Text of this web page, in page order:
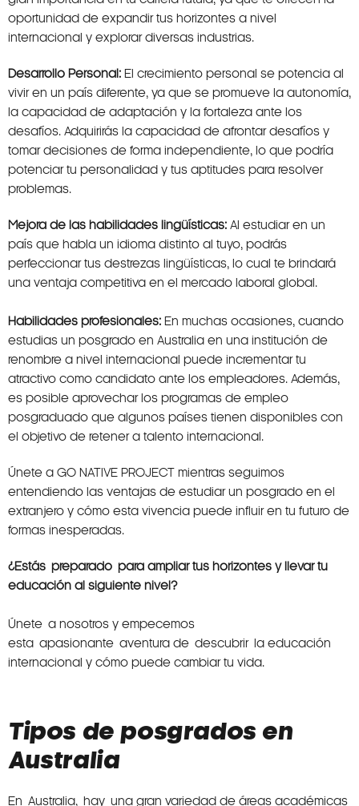
oportunidad de expandir tus horizontes a nivel
internacional y explorar diversas industrias.
Desarrollo Personal: El crecimiento personal se potencia al
vivir en un país diferente, ya que se promueve la autonomía,
la capacidad de adaptación y la fortaleza ante los
desafíos. Adquirirás la capacidad de afrontar desafíos y
tomar decisiones de forma independiente, lo que podría
potenciar tu personalidad y tus aptitudes para resolver
problemas.
Mejora de las habilidades lingüísticas: Al estudiar en un
país que habla un idioma distinto al tuyo, podrás
perfeccionar tus destrezas lingüísticas, lo cual te brindará
una ventaja competitiva en el mercado laboral global.
Habilidades profesionales: En muchas ocasiones, cuando
estudias un posgrado en Australia en una institución de
renombre a nivel internacional puede incrementar tu
atractivo como candidato ante los empleadores. Además,
es posible aprovechar los programas de empleo
posgraduado que algunos países tienen disponibles con
el objetivo de retener a talento internacional.
Únete a GO NATIVE PROJECT mientras seguimos
entendiendo las ventajas de estudiar un posgrado en el
extranjero y cómo esta vivencia puede influir en tu futuro de
formas inesperadas.
¿Estás preparado para ampliar tus horizontes y llevar tu
educación al siguiente nivel?
Únete a nosotros y empecemos
esta apasionante aventura de descubrir la educación
internacional y cómo puede cambiar tu vida.
Tipos de posgrados en
Australia
En Australia, hay una gran variedad de áreas académicas